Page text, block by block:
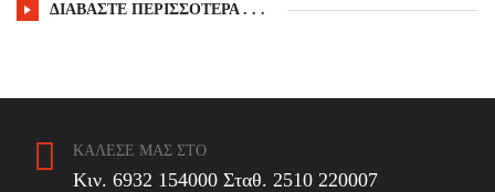
ΔΙΑΒΆΣΤΕ ΠΕΡΙΣΣΌΤΕΡΑ . . .
ΚΑΛΕΣΕ ΜΑΣ ΣΤΟ
Κιν. 6932 154000 Σταθ. 2510 220007